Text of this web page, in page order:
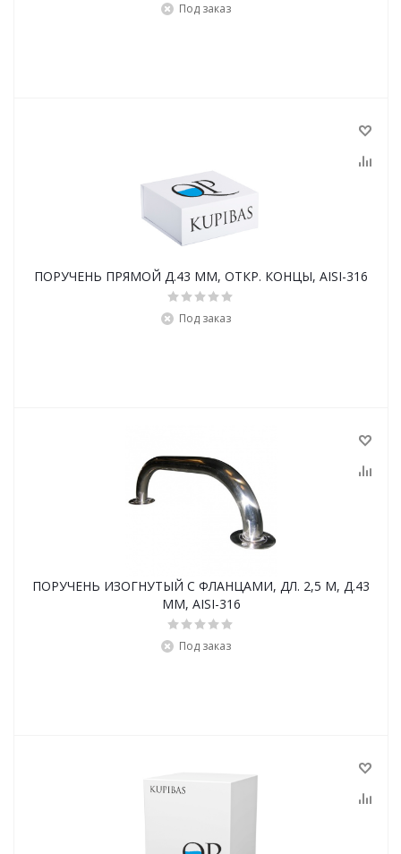
Под заказ
ПОРУЧЕНЬ ПРЯМОЙ Д.43 ММ, ОТКР. КОНЦЫ, AISI-316
Под заказ
ПОРУЧЕНЬ ИЗОГНУТЫЙ С ФЛАНЦАМИ, ДЛ. 2,5 М, Д.43
ММ, AISI-316
Под заказ